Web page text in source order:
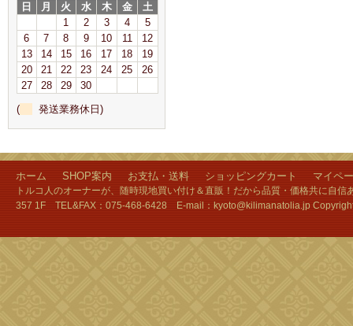
日
月 火 水 木 金
土
1
2 3 4
5
6
7 8 9 10 11
12
13
14 15 16 17 18
19
20
21 22 23 24 25
26
27
28 29
30
(
発送業務休日)
ホーム SHOP案内 お支払・送料 ショッピングカート マイペ
トルコ人のオーナーが、随時現地買い付け＆直販！だから品質・価格共に自
357 1F TEL&FAX：075-468-6428 E-mail：kyoto@kilimanatolia.jp